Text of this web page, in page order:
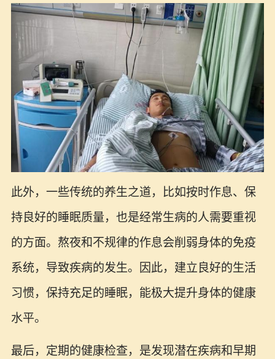
此外，一些传统的养生之道，比如按时作息、保
持良好的睡眠质量，也是经常生病的人需要重视
的方面。熬夜和不规律的作息会削弱身体的免疫
系统，导致疾病的发生。因此，建立良好的生活
习惯，保持充足的睡眠，能极大提升身体的健康
水平。
最后，定期的健康检查，是发现潜在疾病和早期